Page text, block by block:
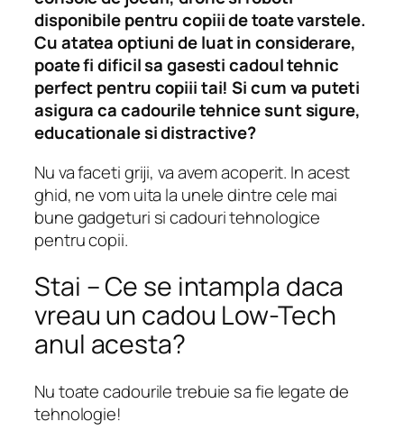
disponibile pentru copiii de toate varstele.
Cu atatea optiuni de luat in considerare,
poate fi dificil sa gasesti cadoul tehnic
perfect pentru copiii tai! Si cum va puteti
asigura ca cadourile tehnice sunt sigure,
educationale si distractive?
Nu va faceti griji, va avem acoperit. In acest
ghid, ne vom uita la unele dintre cele mai
bune gadgeturi si cadouri tehnologice
pentru copii.
Stai – Ce se intampla daca
vreau un cadou Low-Tech
anul acesta?
Nu toate cadourile trebuie sa fie legate de
tehnologie!